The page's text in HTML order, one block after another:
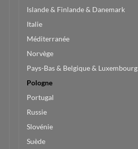
Islande & Finlande & Danemark
Italie
Méditerranée
Norvège
Pays-Bas & Belgique & Luxembourg
Pologne
Portugal
Russie
Slovénie
Suède